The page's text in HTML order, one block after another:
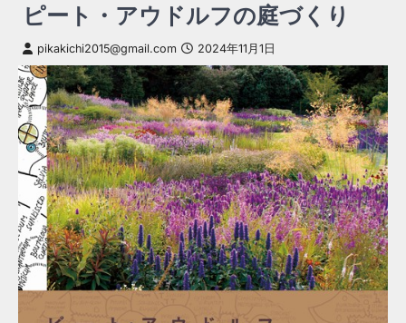
ピート・アウドルフの庭づくり
pikakichi2015@gmail.com 2024年11月1日